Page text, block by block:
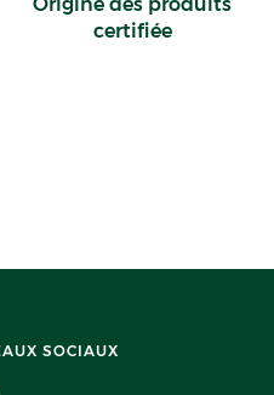
certifiée
SOCIAUX